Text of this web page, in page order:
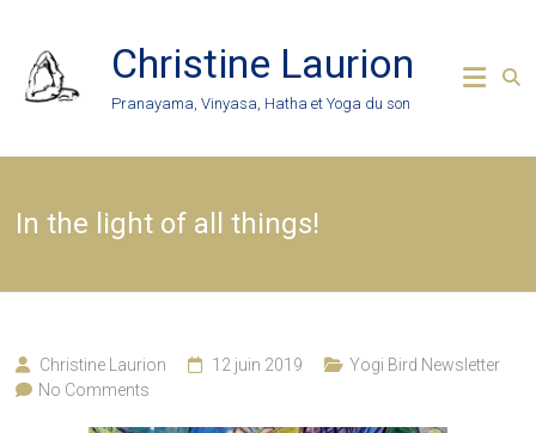
content
Christine Laurion
Pranayama, Vinyasa, Hatha et Yoga du son
In the light of all things!
Christine Laurion 12 juin 2019
Yogi Bird Newsletter
No Comments